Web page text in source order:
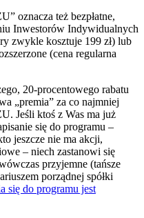
oznacza też bezpłatne,
Inwestorów Indywidualnych
zwykle kosztuje 199 zł) lub
(cena regularna
20-procentowego rabatu
„premia” za co najmniej
Jeśli ktoś z Was ma już
się do programu –
jeszcze nie ma akcji,
– niech zastanowi się
przyjemne (tańsze
porządnej spółki
się do programu jest